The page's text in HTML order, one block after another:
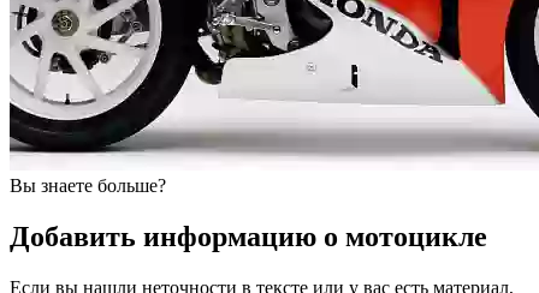
Вы знаете больше?
Добавить информацию о мотоцикле
Если вы нашли неточности в тексте или у вас есть материал,